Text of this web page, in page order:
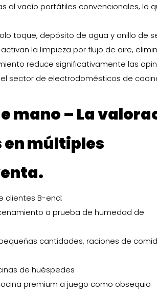
al vacío portátiles convencionales, lo
toque, depósito de agua y anillo de
la limpieza por flujo de aire,
reduce significativamente las
sector de electrodomésticos de
mano– La
en múltiples
clientes B-end:
a prueba de humedad de
cantidades, raciones de
de huéspedes
premium a juego como obsequio